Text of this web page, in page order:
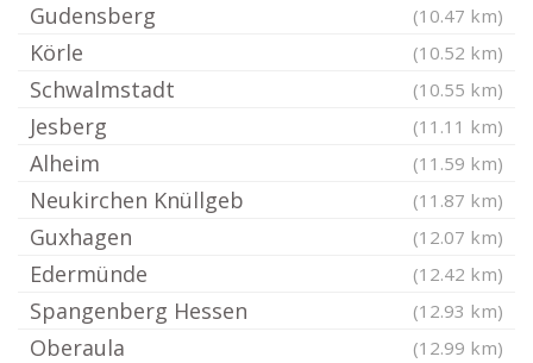
Gudensberg (10.47 km)
Körle (10.52 km)
Schwalmstadt (10.55 km)
Jesberg (11.11 km)
Alheim (11.59 km)
Neukirchen Knüllgeb (11.87 km)
Guxhagen (12.07 km)
Edermünde (12.42 km)
Spangenberg Hessen (12.93 km)
Oberaula (12.99 km)